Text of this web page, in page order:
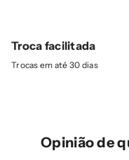
Troca facilitada
Trocas em até 30 dias
Opinião de